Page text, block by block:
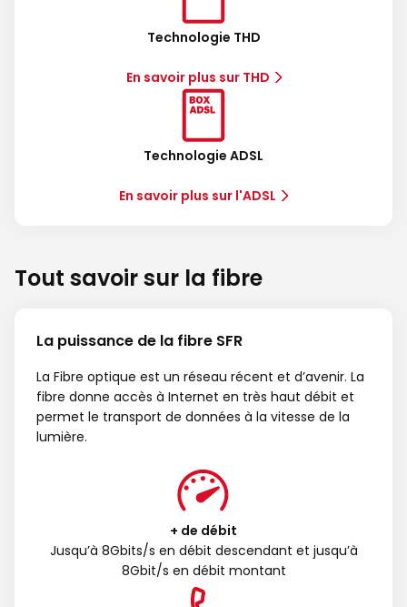
Technologie THD
En savoir plus sur THD
Technologie ADSL
En savoir plus sur l'ADSL
Tout savoir sur la fibre
La puissance de la fibre SFR
La Fibre optique est un réseau récent et d’avenir. La
fibre donne accès à Internet en très haut débit et
permet le transport de données à la vitesse de la
lumière.
+ de débit
Jusqu’à 8Gbits/s en débit descendant et jusqu’à
8Gbit/s en débit montant